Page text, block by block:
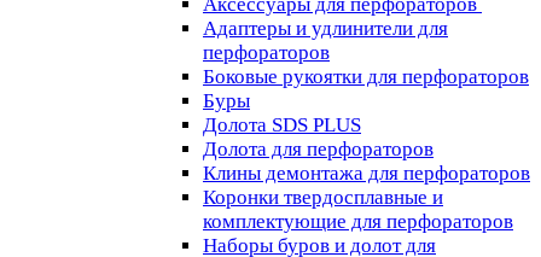
Адаптеры и удлинители для
перфораторов
Боковые рукоятки для перфораторов
Буры
Долота SDS PLUS
Долота для перфораторов
Клины демонтажа для перфораторов
Коронки твердосплавные и
комплектующие для перфораторов
Наборы буров и долот для